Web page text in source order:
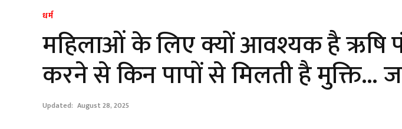
धर्म
महिलाओं के लिए क्यों आवश्यक है ऋषि
करने से किन पापों से मिलती है मुक्ति…
Updated: August 28, 2025